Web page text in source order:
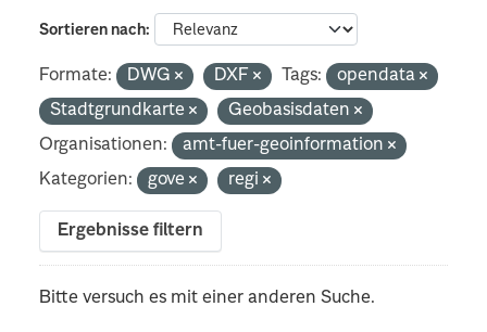
Sortieren nach
Formate: DWG DXF Tags:
opendata
Stadtgrundkarte
Geobasisdaten
Organisationen:
amt-fuer-geoinformation
Kategorien:
gove regi
Ergebnisse filtern
Bitte versuch es mit einer anderen Suche.